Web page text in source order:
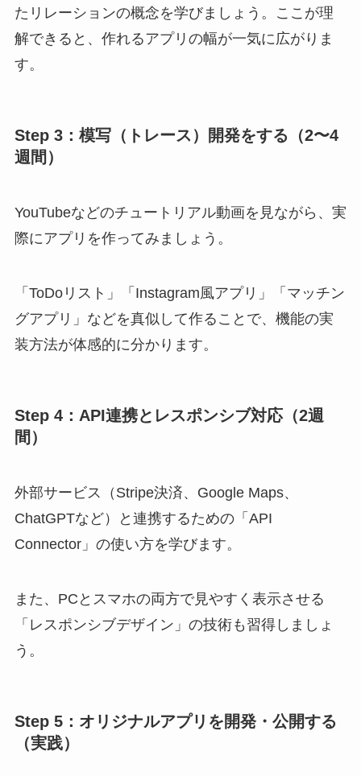
たリレーションの概念を学びましょう。ここが理
解できると、作れるアプリの幅が一気に広がりま
す。
Step 3：模写（トレース）開発をする（2〜4
週間）
YouTubeなどのチュートリアル動画を見ながら、実
際にアプリを作ってみましょう。
「ToDoリスト」「Instagram風アプリ」「マッチン
グアプリ」などを真似して作ることで、機能の実
装方法が体感的に分かります。
Step 4：API連携とレスポンシブ対応（2週
間）
外部サービス（Stripe決済、Google Maps、
ChatGPTなど）と連携するための「API
Connector」の使い方を学びます。
また、PCとスマホの両方で見やすく表示させる
「レスポンシブデザイン」の技術も習得しましょ
う。
Step 5：オリジナルアプリを開発・公開する
（実践）